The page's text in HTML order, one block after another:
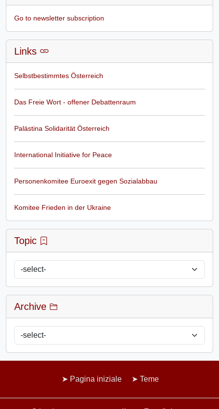
Go to newsletter subscription
Links
Selbstbestimmtes Österreich
Das Freie Wort - offener Debattenraum
Palästina Solidarität Österreich
International Initiative for Peace
Personenkomitee Euroexit gegen Sozialabbau
Komitee Frieden in der Ukraine
Topic
Archive
Pagina iniziale Teme